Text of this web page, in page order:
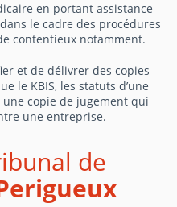
en portant assistance
le cadre des procédures
contentieux notamment.
et de délivrer des copies
le KBIS, les statuts d’une
une copie de jugement qui
une entreprise.
de